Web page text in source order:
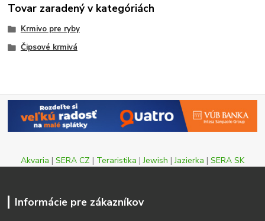
Tovar zaradený v kategóriách
Krmivo pre ryby
Čipsové krmivá
Akvaria | SERA CZ | Teraristika |Jewish |Jazierka | SERA SK
Informácie pre zákazníkov